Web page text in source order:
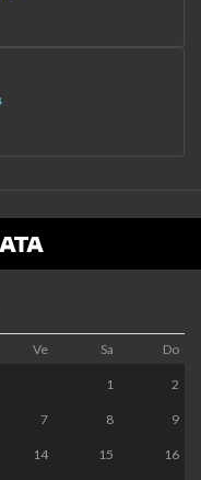
Ve Sa Do
1 2
7 8 9
14 15 16